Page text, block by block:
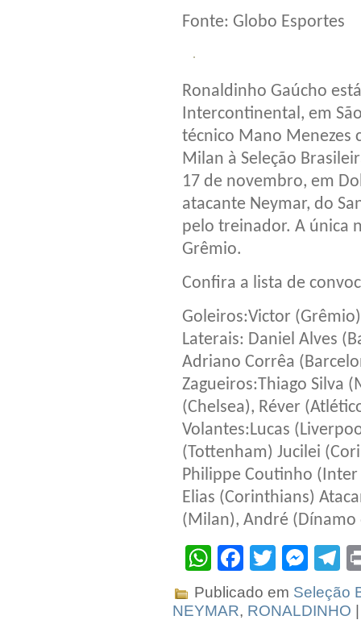
Fonte: Globo Esportes
Ronaldinho Gaúcho
Intercontinental, em
técnico Mano
Milan à Seleção
17 de novembro, em
atacante Neymar, do
pelo treinador. A única
Grêmio.
Confira a lista de
Goleiros:Victor
Laterais: Daniel Alves
Adriano Corrêa
Zagueiros:Thiago Silva
(Chelsea), Réver
Volantes:Lucas
(Tottenham) Jucilei
Philippe Coutinho
Elias (Corinthians)
(Milan), André (Dínamo
WhatsApp
Facebook
Twitter
Publicado em Seleção
NEYMAR, RONALDINHO